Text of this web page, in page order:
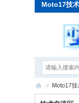
Moto17技术
M
» Moto17技